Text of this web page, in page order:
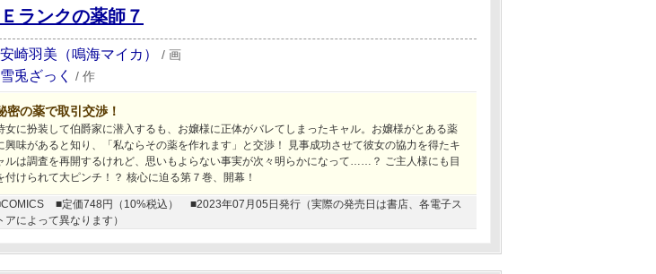
Ｅランクの薬師７
安崎羽美（鳴海マイカ） / 画
雪兎ざっく / 作
密の薬で取引交渉！
女に扮装して伯爵家に潜入するも、お嬢様に正体がバレてしまったキャル。お嬢様がとある薬
興味があると知り、「私ならその薬を作れます」と交渉！ 見事成功させて彼女の協力を得たキ
ルは調査を再開するけれど、思いもよらない事実が次々明らかになって……？ ご主人様にも目
付けられて大ピンチ！？ 核心に迫る第７巻、開幕！
■定価748円（10%税込）
■2023年07月05日発行（実際の発売日は書店、各電子ス
アによって異なります）